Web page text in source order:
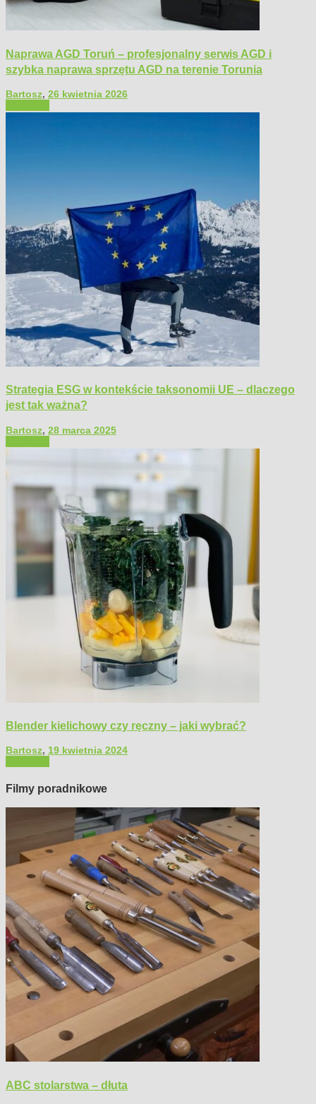
Naprawa AGD Toruń – profesjonalny serwis AGD i
szybka naprawa sprzętu AGD na terenie Torunia
Bartosz, 26 kwietnia 2026
Strategia ESG w kontekście taksonomii UE – dlaczego
jest tak ważna?
Bartosz, 28 marca 2025
Blender kielichowy czy ręczny – jaki wybrać?
Bartosz, 19 kwietnia 2024
Filmy poradnikowe
ABC stolarstwa – dłuta